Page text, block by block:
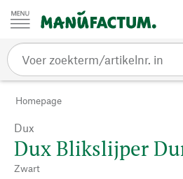
Passer au contenu
Homepage
Dux
Dux Blikslijper
Zwart